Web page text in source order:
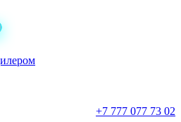
+7 777 077 73 02